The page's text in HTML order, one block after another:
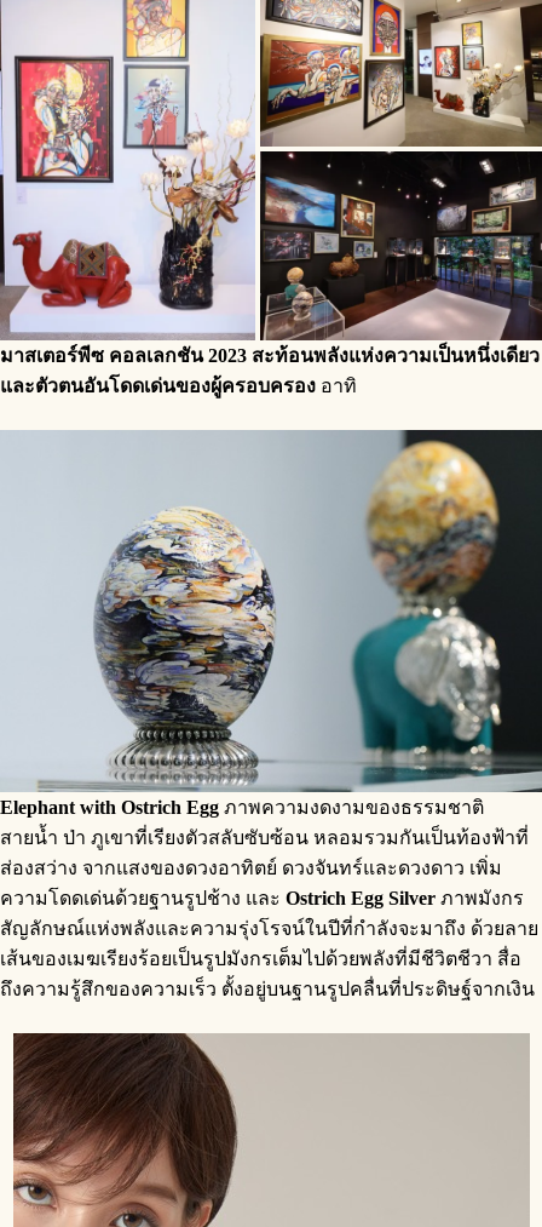
มาสเตอร์พีซ คอลเลกชัน 2023 สะท้อนพลังแห่งความเป็นหนึ่งเดียว
และตัวตนอันโดดเด่นของผู้ครอบครอง อาทิ
Elephant with Ostrich Egg ภาพความงดงามของธรรมชาติ
สายน้ำ ป่า ภูเขาที่เรียงตัวสลับซับซ้อน หลอมรวมกันเป็นท้องฟ้าที่
ส่องสว่าง จากแสงของดวงอาทิตย์ ดวงจันทร์และดวงดาว เพิ่ม
ความโดดเด่นด้วยฐานรูปช้าง และ Ostrich Egg Silver ภาพมังกร
สัญลักษณ์แห่งพลังและความรุ่งโรจน์ในปีที่กำลังจะมาถึง ด้วยลาย
เส้นของเมฆเรียงร้อยเป็นรูปมังกรเต็มไปด้วยพลังที่มีชีวิตชีวา สื่อ
ถึงความรู้สึกของความเร็ว ตั้งอยู่บนฐานรูปคลื่นที่ประดิษฐ์จากเงิน